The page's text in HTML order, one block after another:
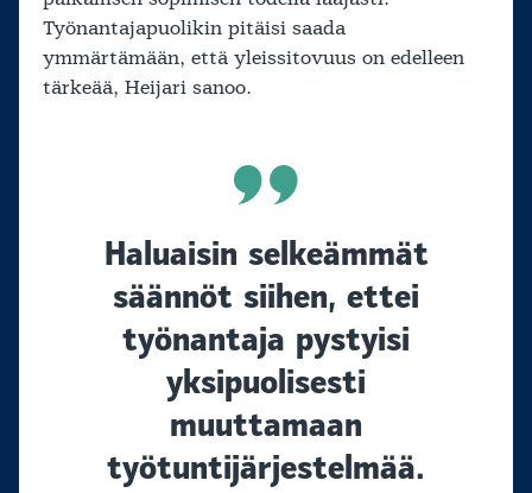
Työnantajapuolikin pitäisi saada
ymmärtämään, että yleissitovuus on edelleen
tärkeää, Heijari sanoo.
Haluaisin selkeämmät
säännöt siihen, ettei
työnantaja pystyisi
yksipuolisesti
muuttamaan
työtuntijärjestelmää.